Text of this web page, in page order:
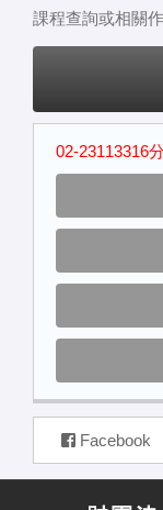
課程查詢或相關
02-23113316
Facebook